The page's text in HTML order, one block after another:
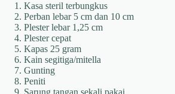
Kasa steril terbungkus
Perban lebar 5 cm dan 10 cm
Plester lebar 1,25 cm
Plester cepat
Kapas 25 gram
Kain segitiga/mitella
Gunting
Peniti